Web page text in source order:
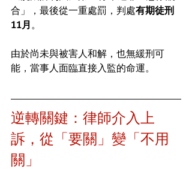
合」，最後從一重處罰，判處有期徒刑
11月 。
由於尚未與被害人和解，也無緩刑可
能，當事人面臨直接入監的命運。
逆轉關鍵：律師介入上
訴，從「要關」變「不用
關」